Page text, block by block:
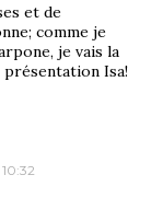
et de
comme je
je vais la
Isa!